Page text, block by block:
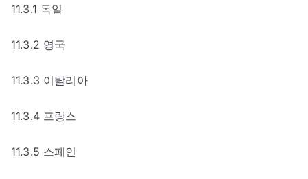
11.3.1 독일
11.3.2 영국
11.3.3 이탈리아
11.3.4 프랑스
11.3.5 스페인